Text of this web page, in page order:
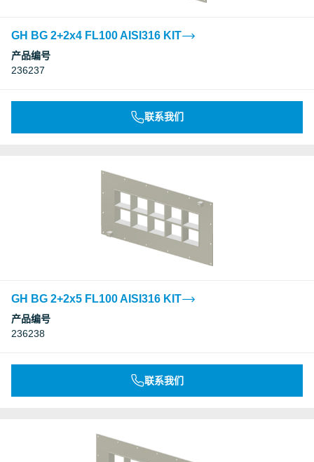
GH BG 2+2x4 FL100 AISI316 KIT
产品编号
236237
联系我们
GH BG 2+2x5 FL100 AISI316 KIT
产品编号
236238
联系我们